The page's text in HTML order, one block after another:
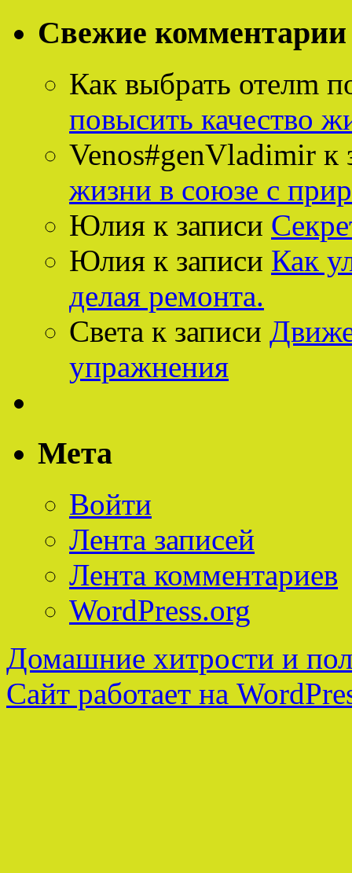
Свежие комментарии
Как выбрать отелm
повысить качество
Venos#genVladimir к
жизни в союзе с
Юлия к записи
Юлия к записи Как
делая ремонта.
Света к записи
упражнения
Мета
Войти
Лента записей
Лента комментариев
WordPress.org
Домашние хитрости и
Сайт работает на